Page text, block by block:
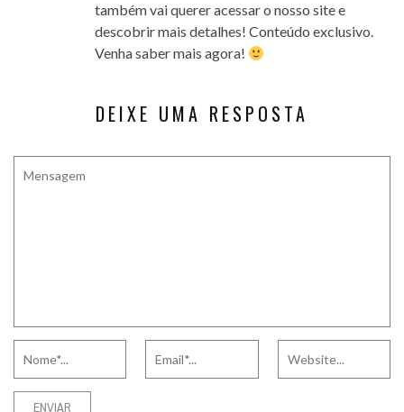
também vai querer acessar o nosso site e
descobrir mais detalhes! Conteúdo exclusivo.
Venha saber mais agora!
DEIXE UMA RESPOSTA